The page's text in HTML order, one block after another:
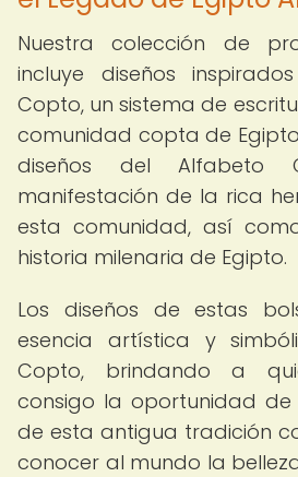
Nuestra colección de
incluye diseños
Copto, un sistema de
comunidad copta de
diseños del Alfabeto
manifestación de la rica
esta comunidad, así
historia milenaria de Egipto.
Los diseños de estas
esencia artística y
Copto, brindando a
consigo la oportunidad
de esta antigua tradición
conocer al mundo la